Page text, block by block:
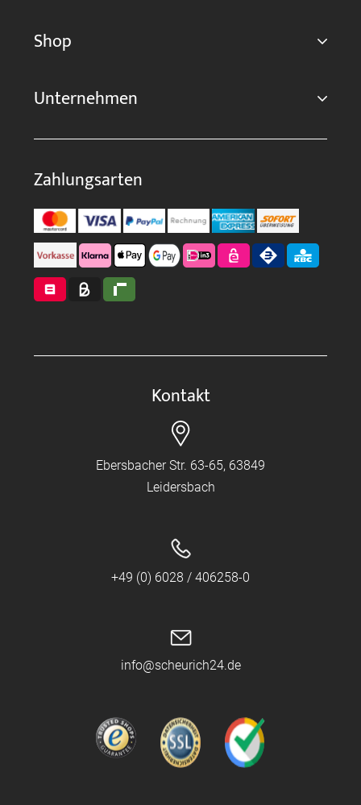
Shop
Unternehmen
Zahlungsarten
Kontakt
Ebersbacher Str. 63-65, 63849
Leidersbach
+49 (0) 6028 / 406258-0
info@scheurich24.de